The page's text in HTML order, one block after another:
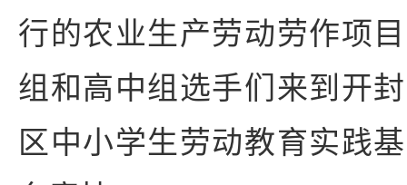
行的农业生产劳动劳作项
组和高中组选手们来到开
区中小学生劳动教育实践